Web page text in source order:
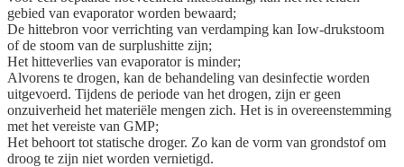
gebied van evaporator worden bewaard;
De hittebron voor verrichting van verdamping kan Iow-drukstoom
of de stoom van de surplushitte zijn;
Het hitteverlies van evaporator is minder;
Alvorens te drogen, kan de behandeling van desinfectie worden
uitgevoerd. Tijdens de periode van het drogen, zijn er geen
onzuiverheid het materiële mengen zich. Het is in overeenstemming
met het vereiste van GMP;
Het behoort tot statische droger. Zo kan de vorm van grondstof om
droog te zijn niet worden vernietigd.